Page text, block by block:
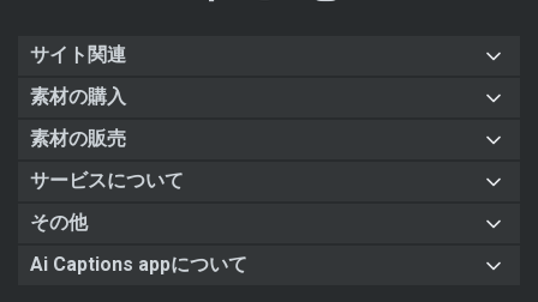
サイト関連
素材の購入
素材の販売
サービスについて
その他
Ai Captions appについて